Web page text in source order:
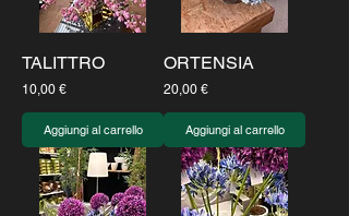
TALITTRO
Prezzo
10,00 €
Aggiungi al carrello
ORTENSIA
Prezzo
20,00 €
Aggiungi al carrello